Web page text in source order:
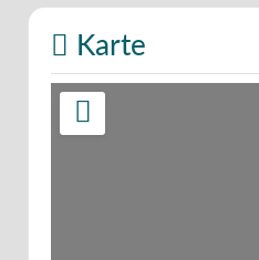
Karte